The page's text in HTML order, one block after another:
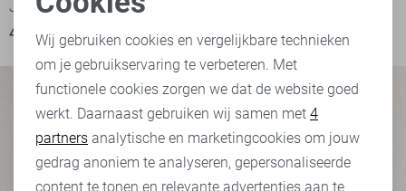
Jacqueline de Yong Jas
49,99
59,99
Noodzakelijke cookies
Personalisatie cookies
Analytische cookies
Marketing cookies
Wij gebruiken cookies en vergelijkbare technieken
om je gebruikservaring te verbeteren. Met
functionele cookies zorgen we dat de website goed
werkt. Daarnaast gebruiken wij samen met 4
partners analytische en marketingcookies om jouw
gedrag anoniem te analyseren, gepersonaliseerde
content te tonen en relevante advertenties aan te